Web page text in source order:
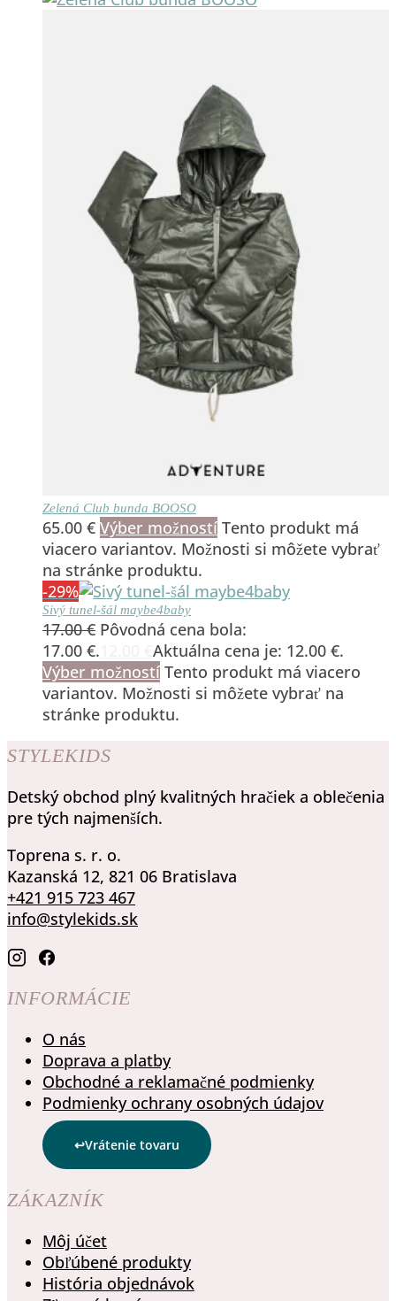
Zelená Club bunda BOOSO
65.00 € Výber možností Tento produkt má
viacero variantov. Možnosti si môžete vybrať
na stránke produktu.
-29%
Sivý tunel-šál maybe4baby
17.00€ Pôvodná cena bola:
17.00 €.
Aktuálna cena je: 12.00 €.
Výber možností Tento produkt má viacero
variantov. Možnosti si môžete vybrať na
stránke produktu.
STYLEKIDS
Detský obchod plný kvalitných hračiek a oblečenia
pre tých najmenších.
Toprena s. r. o.
Kazanská 12, 821 06 Bratislava
+421 915 723 467
info@stylekids.sk
INFORMÁCIE
O nás
Doprava a platby
Obchodné a reklamačné podmienky
Podmienky ochrany osobných údajov
Vrátenie tovaru
ZÁKAZNÍK
Môj účet
Obľúbené produkty
História objednávok